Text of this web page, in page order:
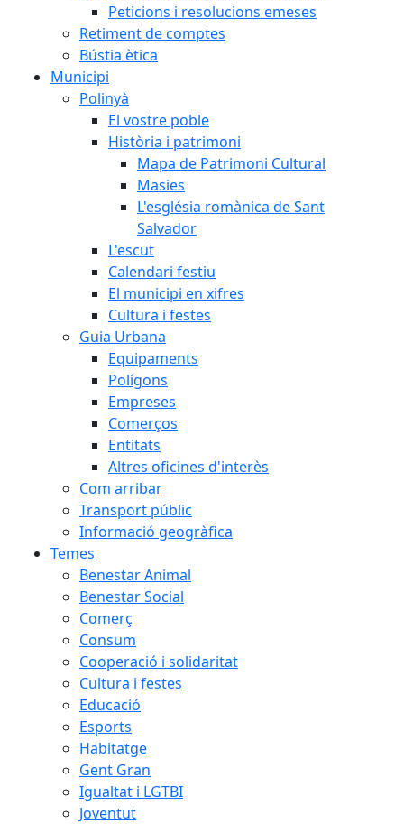
Peticions i resolucions emeses
Retiment de comptes
Bústia ètica
Municipi
Polinyà
El vostre poble
Història i patrimoni
Mapa de Patrimoni Cultural
Masies
L'església romànica de Sant
Salvador
L'escut
Calendari festiu
El municipi en xifres
Cultura i festes
Guia Urbana
Equipaments
Polígons
Empreses
Comerços
Entitats
Altres oficines d'interès
Com arribar
Transport públic
Informació geogràfica
Temes
Benestar Animal
Benestar Social
Comerç
Consum
Cooperació i solidaritat
Cultura i festes
Educació
Esports
Habitatge
Gent Gran
Igualtat i LGTBI
Joventut